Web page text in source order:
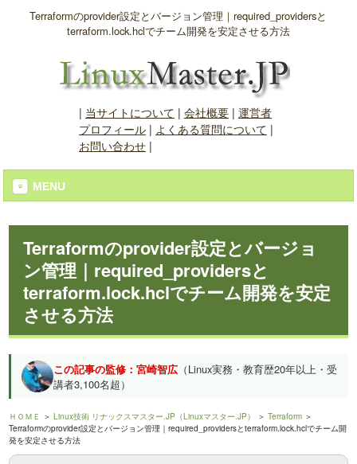
Terraformのprovider設定とバージョン管理｜required_providersと
terraform.lock.hclでチーム開発を安定させる方法
| 当サイトについて | 会社概要| 運営者
プロフィール| よくある質問について |
お問い合わせ|
MENU
Terraformのprovider設定とバージョ
ン管理｜required_providersと
terraform.lock.hclでチーム開発を安定
させる方法
この記事の監修：宮崎智広 （Linux実務・教育歴20年以上・受
講者3,100名超）
ＨＯＭＥ ＞Linux技術 リナックスマスター.JP（Linuxマスター.JP） ＞Terraform ＞
Terraformのprovider設定とバージョン管理｜required_providersとterraform.lock.hclでチーム開
発を安定させる方法